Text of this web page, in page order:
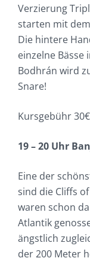
Verzierung
starten mit
Die hintere
einzelne Bässe
Bodhrán wird
Snare!
Kursgebühr 30€
19 – 20 Uhr
Eine der
sind die Cliffs
waren schon
Atlantik
ängstlich
der 200 Meter